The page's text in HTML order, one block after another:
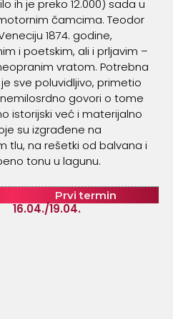
ih je preko 12.000) sada u
čamcima. Teodor
1874. godine,
i poetskim, ali i prljavim –
vratom. Potrebna
sve poluvidljivo, primetio
govori o tome
istorijski već i materijalno
su izgrađene na
tlu, na rešetki od balvana i
tonu u lagunu.
Prvi termin
16.04./19.04.